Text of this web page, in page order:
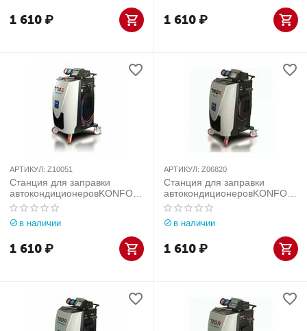
1 610₽ 1 610₽
АРТИКУЛ: Z10051
Станция для заправки
автокондиционеровKONFOR
T 770S для R1234yf
в наличии
1 610₽
АРТИКУЛ: Z06820
Станция для заправки
автокондиционеровKONFOR
T 760R BUS
в наличии
1 610₽